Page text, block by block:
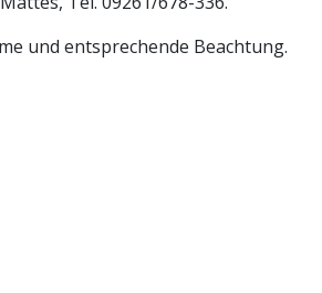
und entsprechende Beachtung.